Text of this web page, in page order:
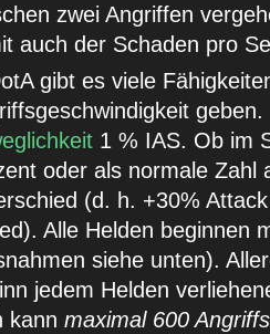
zwei Angriffen
auch der Schaden pro
gibt es viele
1 % IAS. Ob im
oder als normale Zahl
(d. h. +30%
Alle Helden beginnen
siehe unten).
jedem Helden
kannmaximal 600